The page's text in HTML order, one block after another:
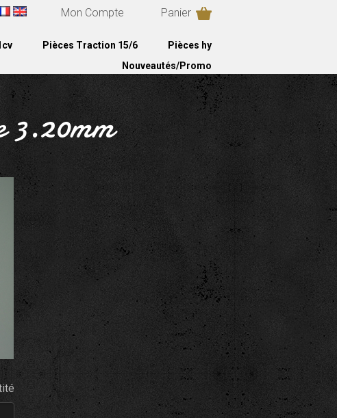
Mon Compte Panier
Pièces Traction 15/6
Pièces hy
Nouveautés/Promo